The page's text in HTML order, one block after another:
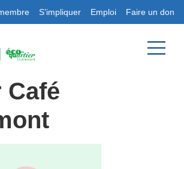
S’impliquer Emploi Faire un don
Café